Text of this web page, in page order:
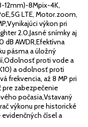
12mm)-8Mpix-4K,
LTE, Motor.zoom,
výkon pri
2.0,Jasné snímky aj
AWDR,Efektívna
pásma a úložný
proti vode a
a odolnosť proti
frekvencia, až 8 MP pri
pre zabezpečenie
počasia,Vstavaný
výkonu pre historické
čísel a